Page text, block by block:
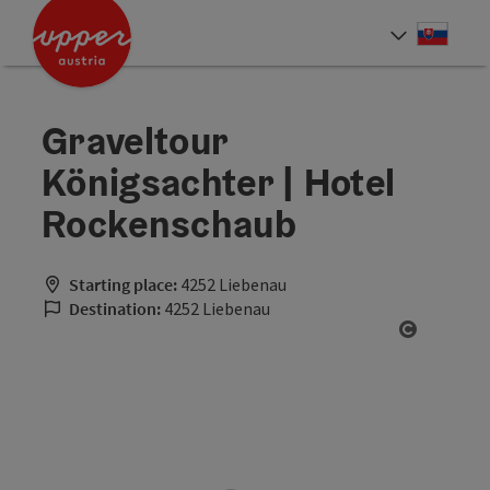
Accesskey
Accesskey
Graveltour
Königsachter | Hotel
Rockenschaub
Starting place: 4252 Liebenau
Destination: 4252 Liebenau